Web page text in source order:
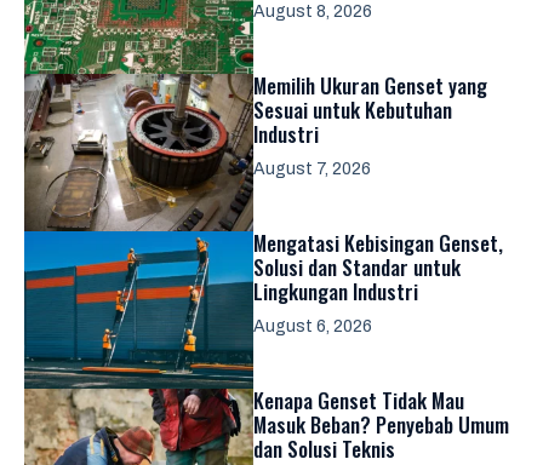
August 8, 2026
Memilih Ukuran Genset yang
Sesuai untuk Kebutuhan
Industri
August 7, 2026
Mengatasi Kebisingan Genset,
Solusi dan Standar untuk
Lingkungan Industri
August 6, 2026
Kenapa Genset Tidak Mau
Masuk Beban? Penyebab Umum
dan Solusi Teknis